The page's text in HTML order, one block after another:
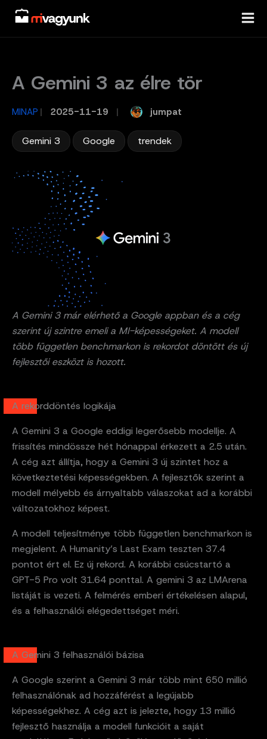
Skip
content
A Gemini 3 az élre tör
MINAP / 2025-11-19 jumpat
Gemini 3 Google trendek
A Gemini 3 már elérhető a Google appban és a cég
szerint új szintre emeli a MI-képességeket. A modell
több független benchmarkon is rekordot döntött és új
fejlesztői eszközt is hozott.
A rekorddöntés logikája
A Gemini 3 a Google eddigi legerősebb modellje. A
frissítés mindössze hét hónappal érkezett a 2.5 után.
A cég azt állítja, hogy a Gemini 3 új szintet hoz a
következtetési képességekben. A fejlesztők szerint a
modell mélyebb és árnyaltabb válaszokat ad a korábbi
változatokhoz képest.
A modell teljesítménye több független benchmarkon is
megjelent. A Humanity’s Last Exam teszten 37.4
pontot ért el. Ez új rekord. A korábbi csúcstartó a
GPT-5 Pro volt 31.64 ponttal. A gemini 3 az LMArena
listáját is vezeti. A felmérés emberi értékelésen alapul,
és a felhasználói elégedettséget méri.
A Gemini 3 felhasználói bázisa
A Google szerint a Gemini 3 már több mint 650 millió
felhasználónak ad hozzáférést a legújabb
képességekhez. A cég azt is jelezte, hogy 13 millió
fejlesztő használja a modell funkcióit a saját